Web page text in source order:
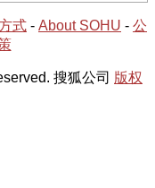
式 - About SOHU - 公
搜狐公司 版权